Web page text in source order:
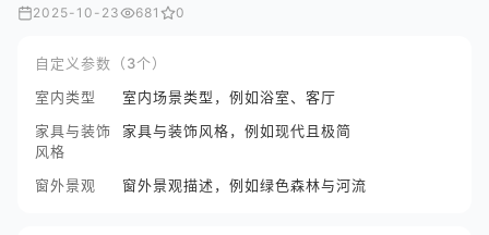
2025-10-23 681 0
自定义参数（3个）
室内类型
室内场景类型，例如浴室、客厅
家具与装饰
风格
家具与装饰风格，例如现代且极简
窗外景观 窗外景观描述，例如绿色森林与河流